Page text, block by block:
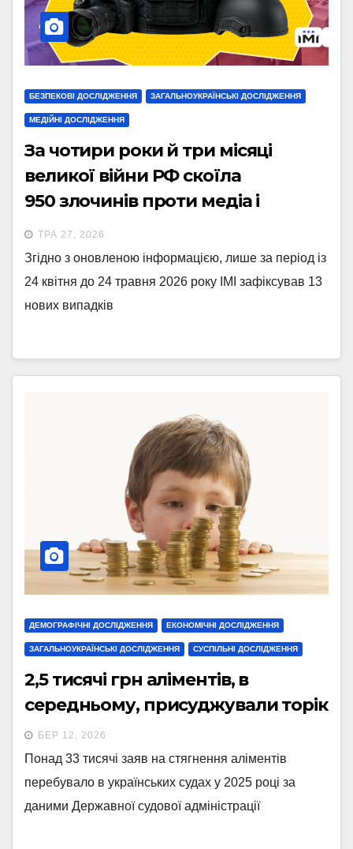
БЕЗПЕКОВІ ДОСЛІДЖЕННЯ ЗАГАЛЬНОУКРАЇНСЬКІ ДОСЛІДЖЕННЯ
МЕДІЙНІ ДОСЛІДЖЕННЯ
За чотири роки й три місяці
великої війни РФ скоїла
950 злочинів проти медіа і
журналістів в Україні (оновлено)
ТРА 27, 2026
Згідно з оновленою інформацією, лише за період із
24 квітня до 24 травня 2026 року ІМІ зафіксував 13
нових випадків
ДЕМОГРАФІЧНІ ДОСЛІДЖЕННЯ ЕКОНОМІЧНІ ДОСЛІДЖЕННЯ
ЗАГАЛЬНОУКРАЇНСЬКІ ДОСЛІДЖЕННЯ СУСПІЛЬНІ ДОСЛІДЖЕННЯ
2,5 тисячі грн аліментів, в
середньому, присуджували торік
БЕР 12, 2026
Понад 33 тисячі заяв на стягнення аліментів
перебувало в українських судах у 2025 році за
даними Державної судової адміністрації